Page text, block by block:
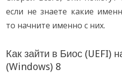
если не знаете какие
то начните именно с них.
Как зайти в Биос (UEFI)
(Windows) 8